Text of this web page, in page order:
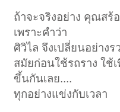
ถ้าจะจริงอย่าง คุณสร้
เพราะคำว่า
ศิวิไล จึงเปลี่ยนอย่างร
สมัยก่อนใช้รถราง ใช้
ขึ้นกันเลย....
ทุกอย่างแข่งกับเวลา